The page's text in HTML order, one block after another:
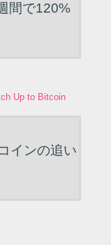
間で120%
Up to Bitcoin
インの追い